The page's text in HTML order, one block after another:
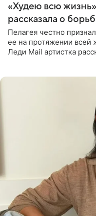
«Худею всю
рассказала о
Пелагея честно
ее на протяжении всей
Леди Mail артистка